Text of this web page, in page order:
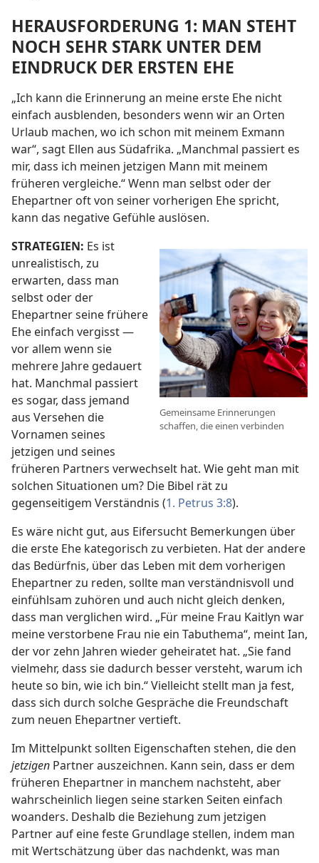
HERAUSFORDERUNG 1: MAN STEHT
NOCH SEHR STARK UNTER DEM
EINDRUCK DER ERSTEN EHE
„Ich kann die Erinnerung an meine erste Ehe nicht
einfach ausblenden, besonders wenn wir an Orten
Urlaub machen, wo ich schon mit meinem Exmann
war“, sagt Ellen aus Südafrika. „Manchmal passiert es
mir, dass ich meinen jetzigen Mann mit meinem
früheren vergleiche.“ Wenn man selbst oder der
Ehepartner oft von seiner vorherigen Ehe spricht,
kann das negative Gefühle auslösen.
Gemeinsame Erinnerungen
schaffen, die einen verbinden
STRATEGIEN: Es ist
unrealistisch, zu
erwarten, dass man
selbst oder der
Ehepartner seine frühere
Ehe einfach vergisst —
vor allem wenn sie
mehrere Jahre gedauert
hat. Manchmal passiert
es sogar, dass jemand
aus Versehen die
Vornamen seines
jetzigen und seines
früheren Partners verwechselt hat. Wie geht man mit
solchen Situationen um? Die Bibel rät zu
gegenseitigem Verständnis (1. Petrus 3:8).
Es wäre nicht gut, aus Eifersucht Bemerkungen über
die erste Ehe kategorisch zu verbieten. Hat der andere
das Bedürfnis, über das Leben mit dem vorherigen
Ehepartner zu reden, sollte man verständnisvoll und
einfühlsam zuhören und auch nicht gleich denken,
dass man verglichen wird. „Für meine Frau Kaitlyn war
meine verstorbene Frau nie ein Tabuthema“, meint Ian,
der vor zehn Jahren wieder geheiratet hat. „Sie fand
vielmehr, dass sie dadurch besser versteht, warum ich
heute so bin, wie ich bin.“ Vielleicht stellt man ja fest,
dass sich durch solche Gespräche die Freundschaft
zum neuen Ehepartner vertieft.
Im Mittelpunkt sollten Eigenschaften stehen, die den
jetzigen Partner auszeichnen. Kann sein, dass er dem
früheren Ehepartner in manchem nachsteht, aber
wahrscheinlich liegen seine starken Seiten einfach
woanders. Deshalb die Beziehung zum jetzigen
Partner auf eine feste Grundlage stellen, indem man
mit Wertschätzung über das nachdenkt, was man